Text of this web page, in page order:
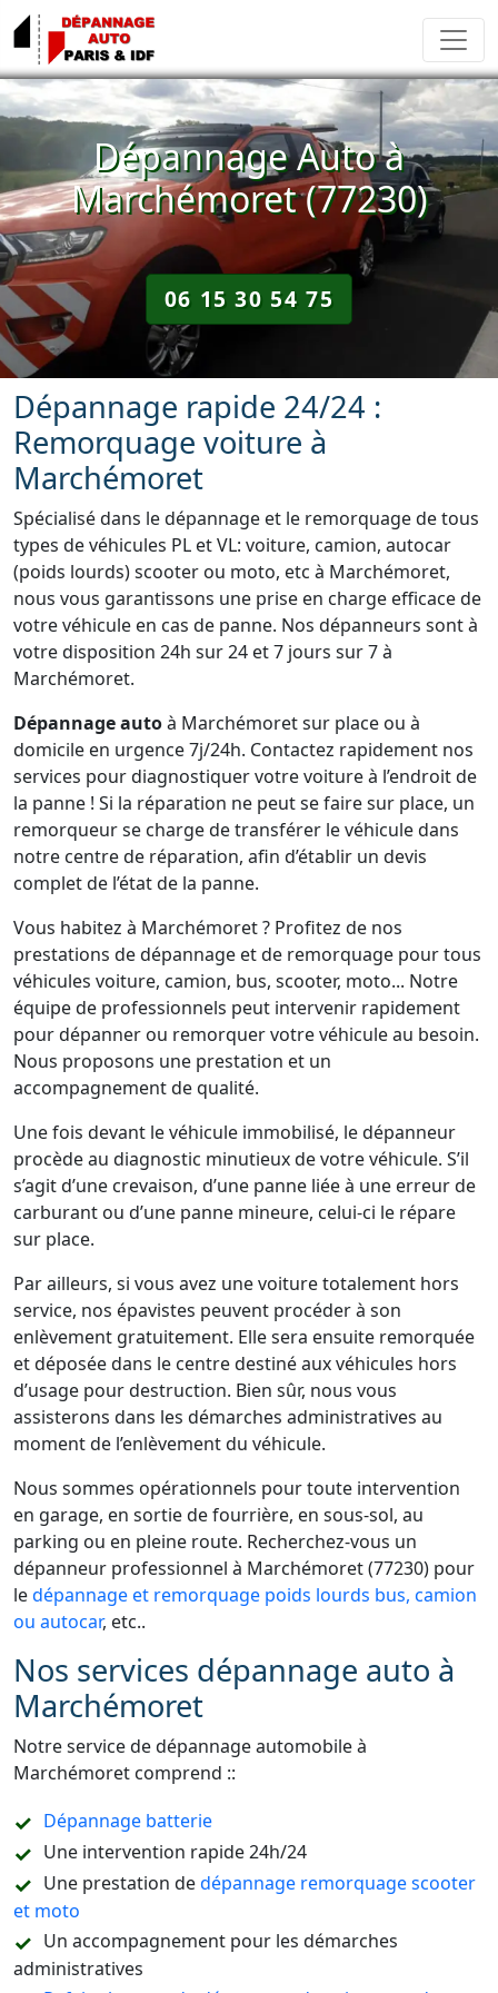
Dépannage Auto à
Marchémoret (77230)
06 15 30 54 75
Dépannage rapide 24/24 :
Remorquage voiture à
Marchémoret
Spécialisé dans le dépannage et le remorquage de tous
types de véhicules PL et VL: voiture, camion, autocar
(poids lourds) scooter ou moto, etc à Marchémoret,
nous vous garantissons une prise en charge efficace de
votre véhicule en cas de panne. Nos dépanneurs sont à
votre disposition 24h sur 24 et 7 jours sur 7 à
Marchémoret.
Dépannage autoà Marchémoret sur place ou à
domicile en urgence 7j/24h. Contactez rapidement nos
services pour diagnostiquer votre voiture à l’endroit de
la panne ! Si la réparation ne peut se faire sur place, un
remorqueur se charge de transférer le véhicule dans
notre centre de réparation, afin d’établir un devis
complet de l’état de la panne.
Vous habitez à Marchémoret ? Profitez de nos
prestations de dépannage et de remorquage pour tous
véhicules voiture, camion, bus, scooter, moto... Notre
équipe de professionnels peut intervenir rapidement
pour dépanner ou remorquer votre véhicule au besoin.
Nous proposons une prestation et un
accompagnement de qualité.
Une fois devant le véhicule immobilisé, le dépanneur
procède au diagnostic minutieux de votre véhicule. S’il
s’agit d’une crevaison, d’une panne liée à une erreur de
carburant ou d’une panne mineure, celui-ci le répare
sur place.
Par ailleurs, si vous avez une voiture totalement hors
service, nos épavistes peuvent procéder à son
enlèvement gratuitement. Elle sera ensuite remorquée
et déposée dans le centre destiné aux véhicules hors
d’usage pour destruction. Bien sûr, nous vous
assisterons dans les démarches administratives au
moment de l’enlèvement du véhicule.
Nous sommes opérationnels pour toute intervention
en garage, en sortie de fourrière, en sous-sol, au
parking ou en pleine route. Recherchez-vous un
dépanneur professionnel à Marchémoret (77230) pour
ledépannage et remorquage poids lourds bus, camion
ou autocar, etc..
Nos services dépannage auto à
Marchémoret
Notre service de dépannage automobile à
Marchémoret comprend ::
Dépannage batterie
Une intervention rapide 24h/24
Une prestation dedépannage remorquage scooter
et moto
Un accompagnement pour les démarches
administratives